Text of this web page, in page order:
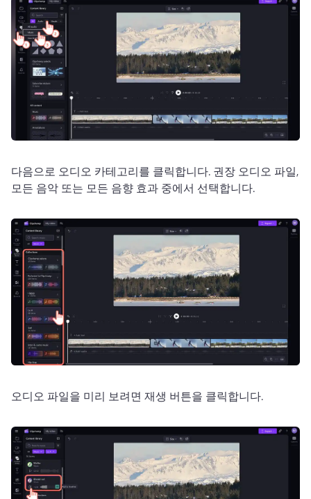
다음으로 오디오 카테고리를 클릭합니다. 권장 오디오 파일,
모든 음악 또는 모든 음향 효과 중에서 선택합니다.
오디오 파일을 미리 보려면 재생 버튼을 클릭합니다.